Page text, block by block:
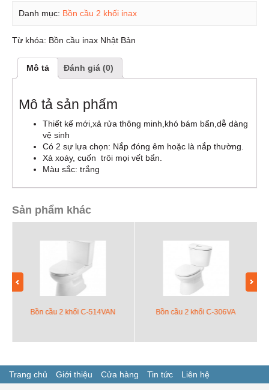
Danh mục: Bồn cầu 2 khối inax
Từ khóa: Bồn cầu inax Nhật Bản
Mô tả Đánh giá (0)
Mô tả sản phẩm
Thiết kế mới,xả rửa thông minh,khó bám bẩn,dễ dàng
vệ sinh
Có 2 sự lựa chọn: Nắp đóng êm hoặc là nắp thường.
Xả xoáy, cuốn trôi mọi vết bẩn.
Màu sắc: trắng
Sản phẩm khác
Bồn cầu 2 khối C-514VAN Bồn cầu 2 khối C-306VA
Trang chủ Giới thiệu Cửa hàng Tin tức Liên hệ